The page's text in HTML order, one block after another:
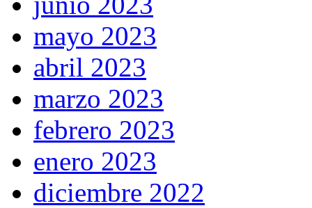
mayo 2023
abril 2023
marzo 2023
febrero 2023
enero 2023
diciembre 2022